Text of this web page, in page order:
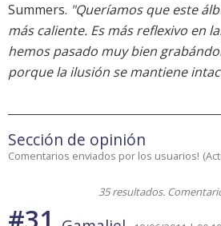
Summers. "Queríamos que este
más caliente. Es más reflexivo en
hemos pasado muy bien
porque la ilusión se mantiene
Sección de opinión
Comentarios enviados por los usuarios! (
35 resultados.